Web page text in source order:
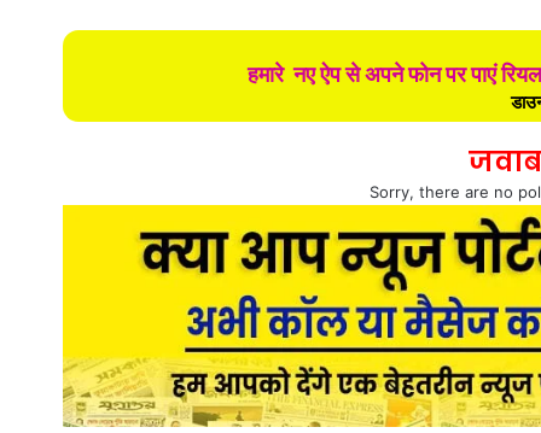
हमारे नए ऐप से अपने फोन पर पाएं
Sorry, there are no